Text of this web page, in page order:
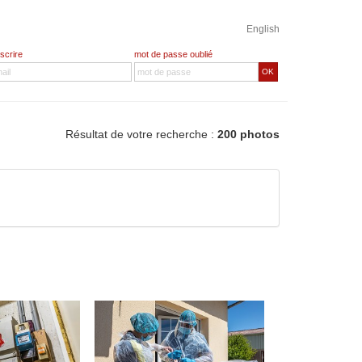
English
mot de passe oublié
OK
Résultat de votre recherche : 200 photos